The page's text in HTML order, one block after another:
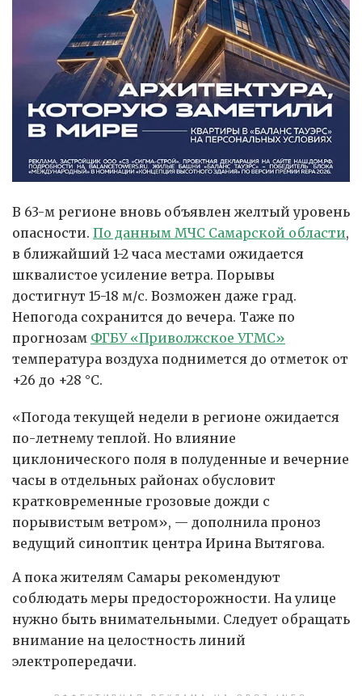
В 63-м регионе вновь объявлен желтый уровень
опасности. По данным МЧС Самарской области,
в ближайший 1-2 часа местами ожидается
шквалистое усиление ветра. Порывы
достигнут 15-18 м/с. Возможен даже град.
Непогода сохранится до вечера. Таже по
прогнозам ФГБУ «Приволжское УГМС»
температура воздуха поднимется до отметок от
+26 до +28 °C.
«Погода текущей недели в регионе ожидается
по-летнему теплой. Но влияние
циклонического поля в полуденные и вечерние
часы в отдельных районах обусловит
кратковременные грозовые дожди с
порывистым ветром», — дополнила проноз
ведущий синоптик центра Ирина Вытягова.
А пока жителям Самары рекомендуют
соблюдать меры предосторожности. На улице
нужно быть внимательными. Следует обращать
внимание на целостность линий
электропередачи.